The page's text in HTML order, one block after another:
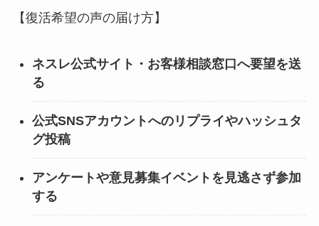
【復活希望の声の届け方】
ネスレ公式サイト・お客様相談窓口へ要望を送
る
公式SNSアカウントへのリプライやハッシュタ
グ投稿
アンケートや意見募集イベントを見逃さず参加
する